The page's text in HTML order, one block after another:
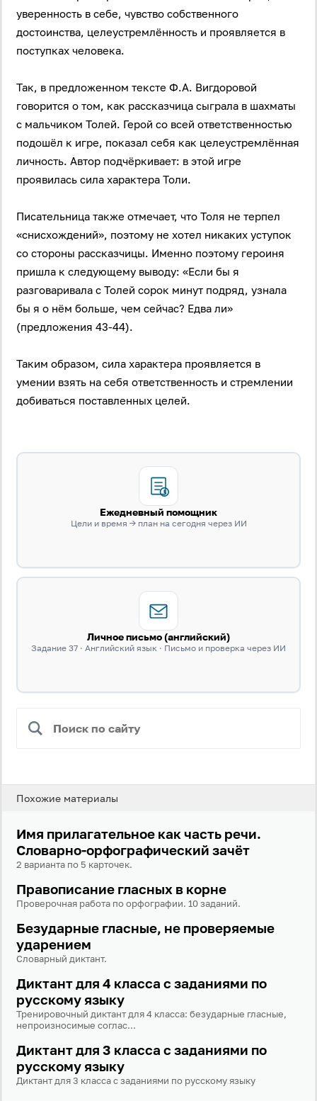
Пароль
Антиспам:Загрузка...
Забыли пароль?
Даю согласие наобработку своих персональных
на условиях и для целей, определённых в
политике в отношении обработки персональных
Войти
Войти через Вконтакте
Войти через Яндекс
уверенность в себе, чувство собственного
достоинства, целеустремлённость и проявляется в
поступках человека.
Так, в предложенном тексте Ф.А. Вигдоровой
говорится о том, как рассказчица сыграла в шахматы
с мальчиком Толей. Герой со всей ответственностью
подошёл к игре, показал себя как целеустремлённая
личность. Автор подчёркивает: в этой игре
проявилась сила характера Толи.
Писательница также отмечает, что Толя не терпел
«снисхождений», поэтому не хотел никаких уступок
со стороны рассказчицы. Именно поэтому героиня
пришла к следующему выводу: «Если бы я
разговаривала с Толей сорок минут подряд, узнала
бы я о нём больше, чем сейчас? Едва ли»
(предложения 43-44).
Таким образом, сила характера проявляется в
умении взять на себя ответственность и стремлении
добиваться поставленных целей.
Ежедневный помощник
Цели и время → план на сегодня через ИИ
Личное письмо (английский)
Задание 37 · Английский язык · Письмо и проверка через ИИ
Похожие материалы
Имя прилагательное как часть речи.
Словарно-орфографический зачёт
2 варианта по 5 карточек.
Правописание гласных в корне
Проверочная работа по орфографии. 10 заданий.
Безударные гласные, не проверяемые
ударением
Словарный диктант.
Диктант для 4 класса с заданиями по
русскому языку
Тренировочный диктант для 4 класса: безударные гласные,
непроизносимые соглас...
Диктант для 3 класса с заданиями по
русскому языку
Диктант для 3 класса с заданиями по русскому языку